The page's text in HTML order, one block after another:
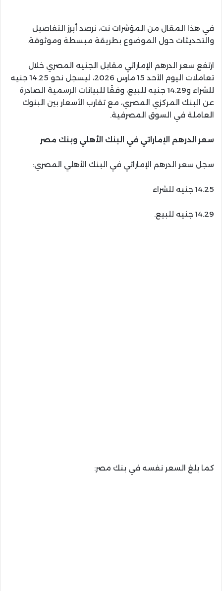
في هذا المقال من المؤشرات نت، نرصد أبرز التفاصيل
والتحديثات حول الموضوع بطريقة مبسطة وموثوقة.
ارتفع سعر الدرهم الإماراتي مقابل الجنيه المصري خلال
تعاملات اليوم الأحد 15 مارس 2026، ليسجل نحو 14.25 جنيه
للشراء و14.29 جنيه للبيع، وفقًا للبيانات الرسمية الصادرة
عن البنك المركزي المصري، مع تقارب الأسعار بين البنوك
العاملة في السوق المصرفية.
سعر الدرهم الإماراتي في البنك الأهلي وبنك مصر
سجل سعر الدرهم الإماراتي في البنك الأهلي المصري:
14.25 جنيه للشراء
14.29 جنيه للبيع.
كما بلغ السعر نفسه في بنك مصر: